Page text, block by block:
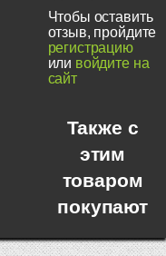
Чтобы оставить
отзыв, пройдите
регистрацию
или войдите на
сайт
Также с
этим
товаром
покупают